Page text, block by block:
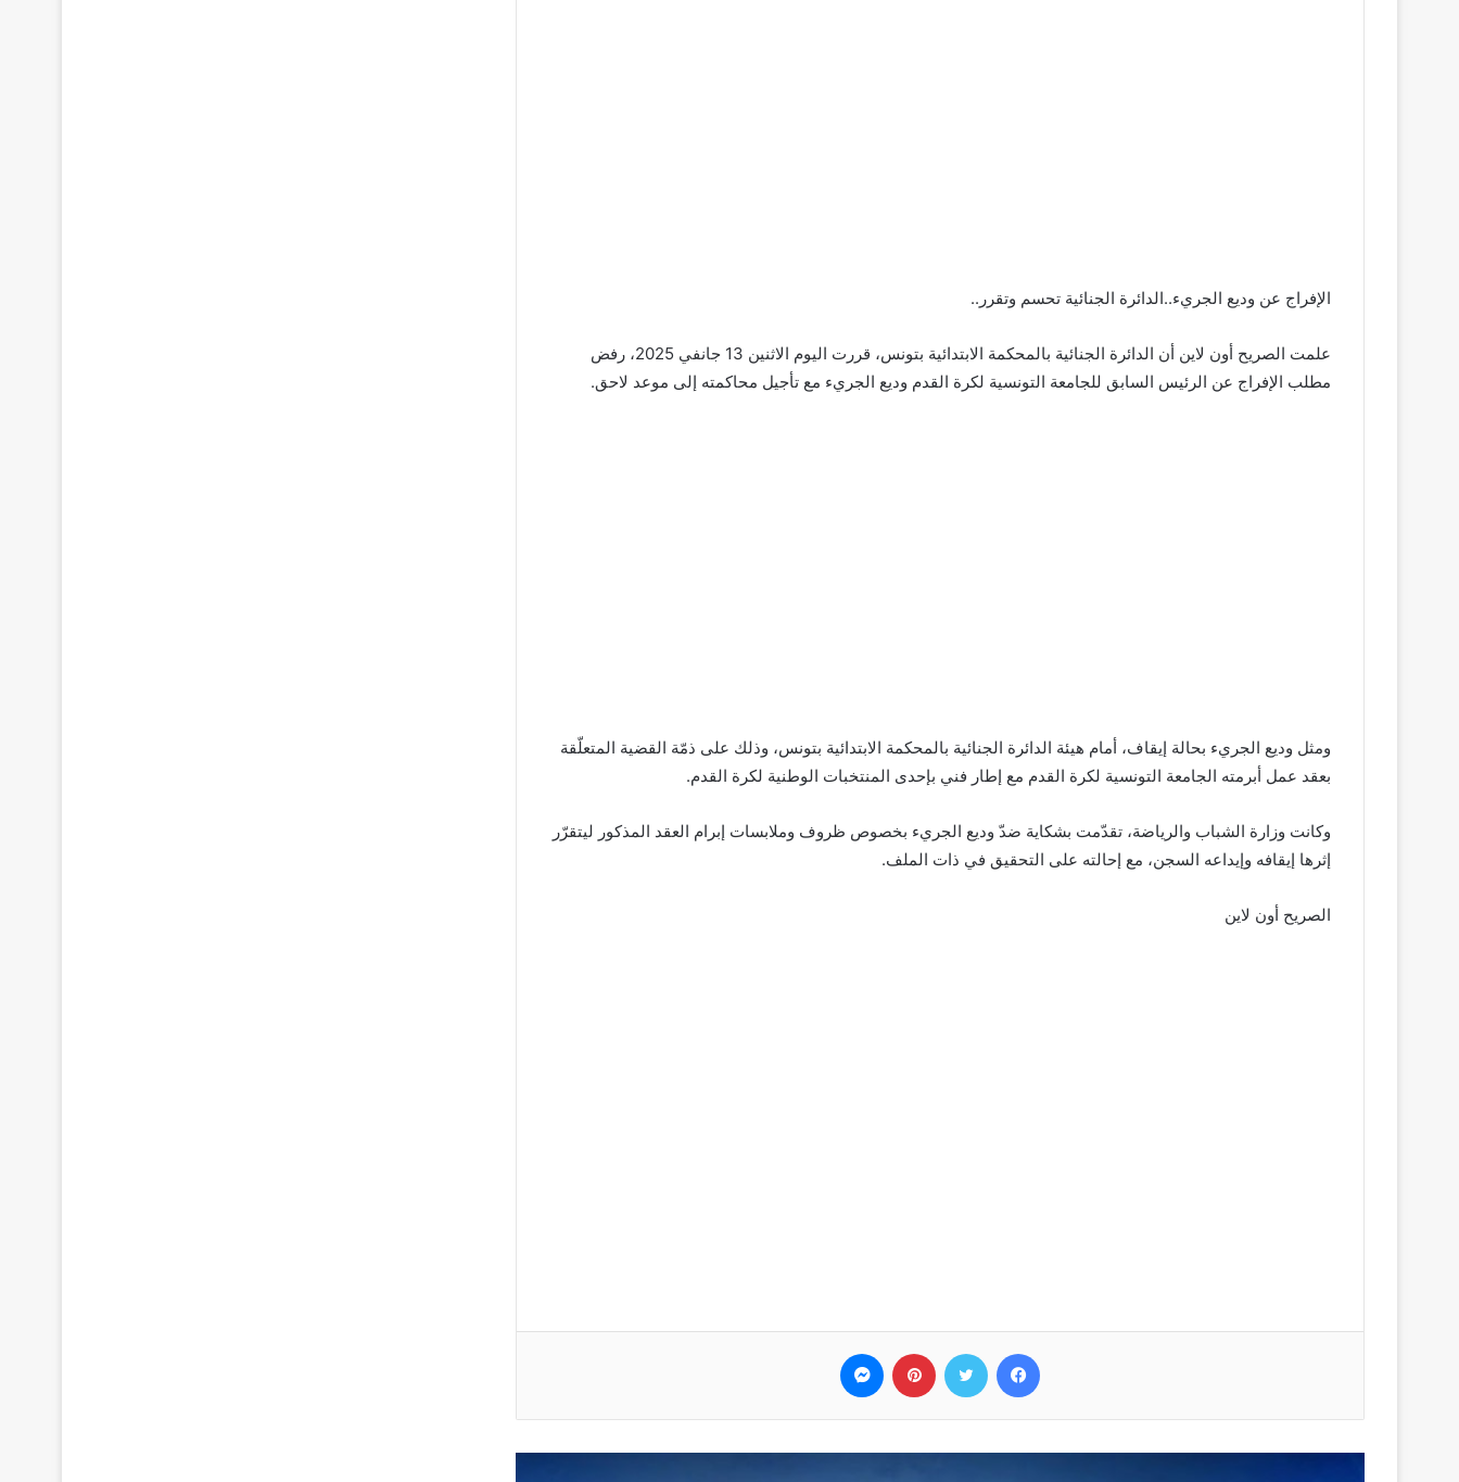
الإفراج عن وديع الجريء..الدائرة الجنائية تحسم وتقرر..
علمت الصريح أون لاين أن الدائرة الجنائية بالمحكمة الابتدائية بتونس، قررت اليوم الاثنين 13 جانفي 2025، رفض
مطلب الإفراج عن الرئيس السابق للجامعة التونسية لكرة القدم وديع الجريء مع تأجيل محاكمته إلى موعد لاحق.
ومثل وديع الجريء بحالة إيقاف، أمام هيئة الدائرة الجنائية بالمحكمة الابتدائية بتونس، وذلك على ذمّة القضية المتعلّقة
بعقد عمل أبرمته الجامعة التونسية لكرة القدم مع إطار فني بإحدى المنتخبات الوطنية لكرة القدم.
وكانت وزارة الشباب والرياضة، تقدّمت بشكاية ضدّ وديع الجريء بخصوص ظروف وملابسات إبرام العقد المذكور ليتقرّر
إثرها إيقافه وإيداعه السجن، مع إحالته على التحقيق في ذات الملف.
الصريح أون لاين
فيسبوك تويتر بينتيريست